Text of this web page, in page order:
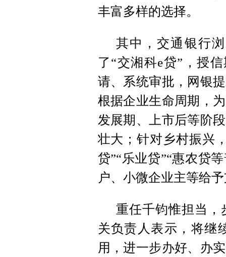
丰富多样的选择。
其中，交通银行
了“交湘科e贷”，授
请、系统审批，网银
根据企业生命周期，
发展期、上市后等阶
壮大；针对乡村振兴
贷”“乐业贷”“惠农贷
户、小微企业主等给
重任千钧惟担当，
关负责人表示，将继
用，进一步办好、办